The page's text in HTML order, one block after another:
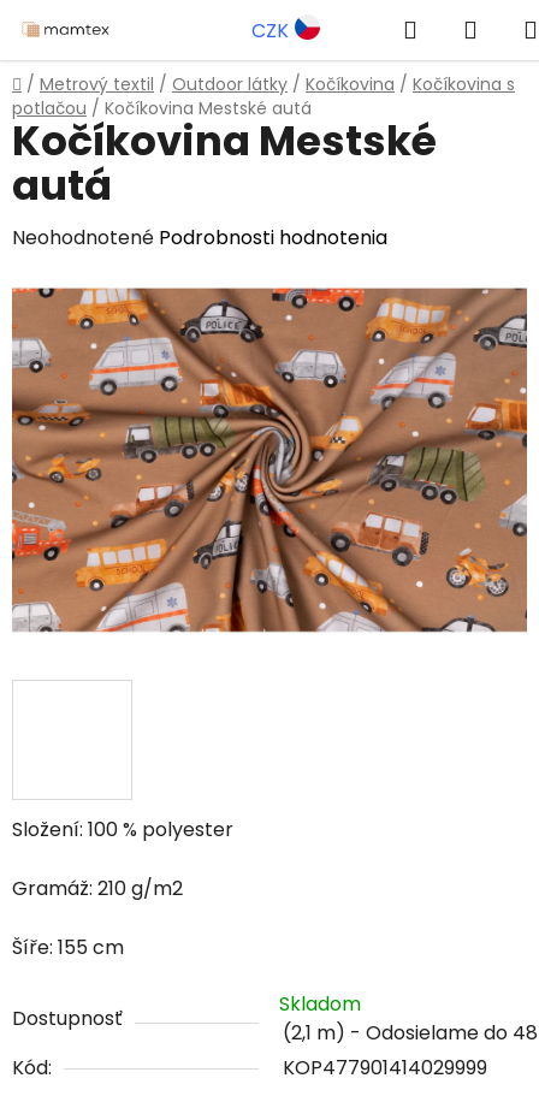
na
obsah
CZK Hľadať
Domov
/ Metrový textil / Outdoor látky / Kočíkovina / Kočíkovina s
potlačou / Kočíkovina Mestské autá
Složení: 100 % polyester
Gramáž: 210 g/m2
Šíře: 155 cm
Dostupnosť
Skladom
(2,1 m)
Kód:
KOP477901414029999
Kočíkovina Mestské
autá
Priemerné
produktu
je
0,0
z
5
hviezdičiek.
Neohodnotené Podrobnosti hodnotenia